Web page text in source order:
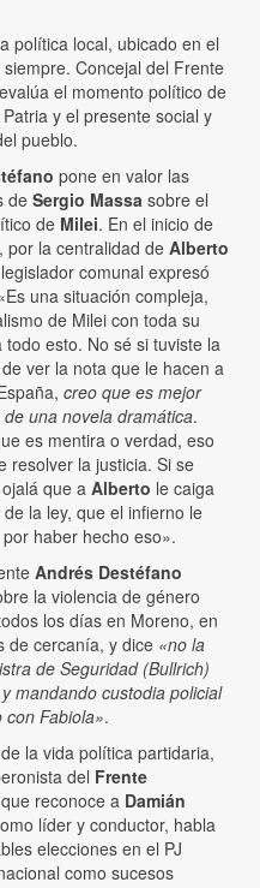
política local, ubicado en el
Concejal del Frente
el momento político de
y el presente social y
pueblo.
pone en valor las
de Sergio Massa sobre el
de Milei. En el inicio de
por la centralidad de Alberto
comunal expresó
una situación compleja,
de Milei con toda su
todo esto. No sé si tuviste la
ver la nota que le hacen a
creo que es mejor
una novela dramática.
es mentira o verdad, eso
resolver la justicia. Si se
que a Alberto le caiga
la ley, que el infierno le
haber hecho eso».
Andrés Destéfano
la violencia de género
los días en Moreno, en
de cercanía, y dice «no la
de Seguridad (Bullrich)
mandando custodia policial
con Fabiola».
la vida política partidaria,
del Frente
reconoce a Damián
líder y conductor, habla
elecciones en el PJ
como sucesos